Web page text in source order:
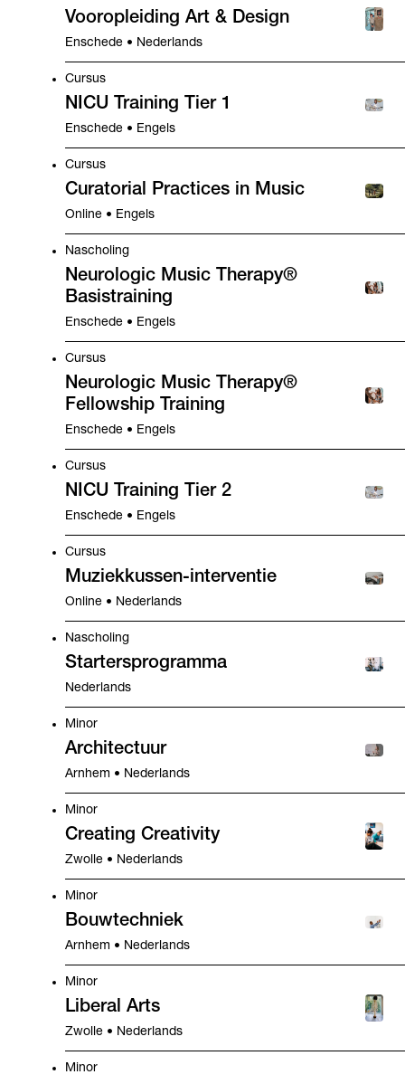
Vooropleiding Art & Design
Enschede • Nederlands
Cursus
NICU Training Tier 1
Enschede • Engels
Cursus
Curatorial Practices in Music
Online • Engels
Nascholing
Neurologic Music Therapy®
Basistraining
Enschede • Engels
Cursus
Neurologic Music Therapy®
Fellowship Training
Enschede • Engels
Cursus
NICU Training Tier 2
Enschede • Engels
Cursus
Muziekkussen-interventie
Online • Nederlands
Nascholing
Startersprogramma
Nederlands
Minor
Architectuur
Arnhem • Nederlands
Minor
Creating Creativity
Zwolle • Nederlands
Minor
Bouwtechniek
Arnhem • Nederlands
Minor
Liberal Arts
Zwolle • Nederlands
Minor